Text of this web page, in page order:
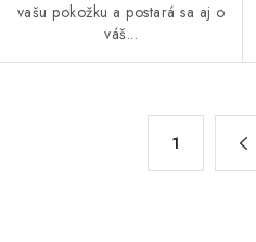
vašu pokožku a postará sa aj o
váš...
1